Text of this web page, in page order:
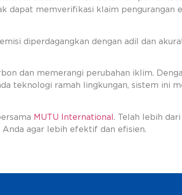
dapat memverifikasi klaim pengurangan
diperdagangkan dengan adil dan
dan memerangi perubahan iklim.
teknologi ramah lingkungan, sistem ini
MUTU International . Telah lebih
Anda agar lebih efektif dan efisien.